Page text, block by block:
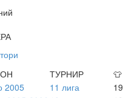
ТУРНИР 👕
2005
11 лига 19